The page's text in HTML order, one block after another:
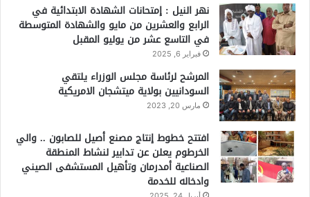
نهر النيل : إمتحانات الشهادة الابتدائية في
الرابع والعشرين من مايو والشهادة المتوسطة
في التاسع عشر من يوليو المقبل
فبراير 6, 2025
المرشح لرئاسة مجلس الوزراء يلتقي
السودانيين بولاية ميتشجان الامريكية
مارس 20, 2023
افتتح خطوط إنتاج مصنع أصيل للصابون .. والي
الخرطوم يعلن عن تدابير لنشاط المنطقة
الصناعية أمدرمان وتأهيل المستشفى الصيني
وادخاله للخدمة